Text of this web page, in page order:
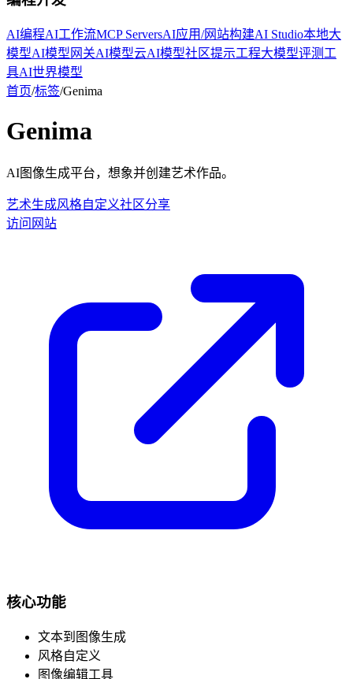
AI编程AI工作流MCP ServersAI应用/网站构建AI Studio本地大
模型AI模型网关AI模型云AI模型社区提示工程大模型评测工
具AI世界模型
首页/标签/Genima
Genima
AI图像生成平台，想象并创建艺术作品。
艺术生成风格自定义社区分享
访问网站
核心功能
文本到图像生成
风格自定义
图像编辑工具